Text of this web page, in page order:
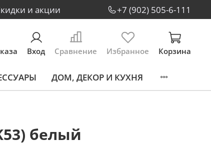
и акции +7 (902) 505-6-111
Вход Сравнение Избранное Корзина
ДОМ, ДЕКОР И КУХНЯ
белый